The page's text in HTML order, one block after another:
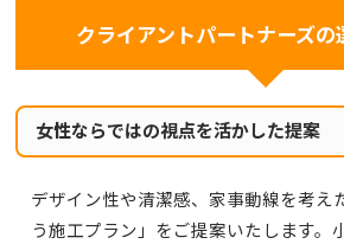
クライアントパートナーズの
女性ならではの視点を活かした提案
デザイン性や清潔感、家事動線を考え
う施工プラン」をご提案いたします。